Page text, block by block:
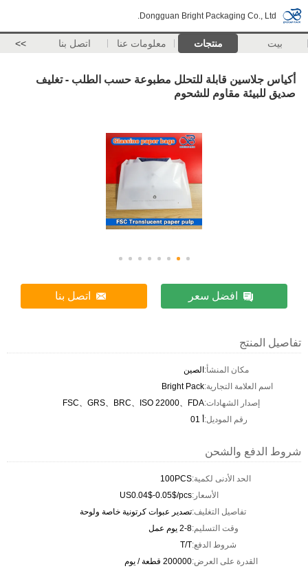
Dongguan Bright Packaging Co., Ltd.
بيت منتجات معلومات عنا اتصل بنا >>
أكياس جلاسين قابلة للتحلل مطبوعة حسب الطلب - تغليف
صديق للبيئة مقاوم للشحوم
افضل سعر اتصل بنا
تفاصيل المنتج
مكان المنشأ:الصين
اسم العلامة التجارية:Bright Pack
إصدار الشهادات:FSC、GRS、BRC、ISO 22000、FDA
رقم الموديل:أ 01
شروط الدفع والشحن
الحد الأدنى لكمية:100PCS
الأسعار:US0.04$-0.05$/pcs
تفاصيل التغليف:تصدير عبوات كرتونية خاصة ولوحة
وقت التسليم:2-8 يوم عمل
شروط الدفع:T/T
القدرة على العرض:200000 قطعة / يوم